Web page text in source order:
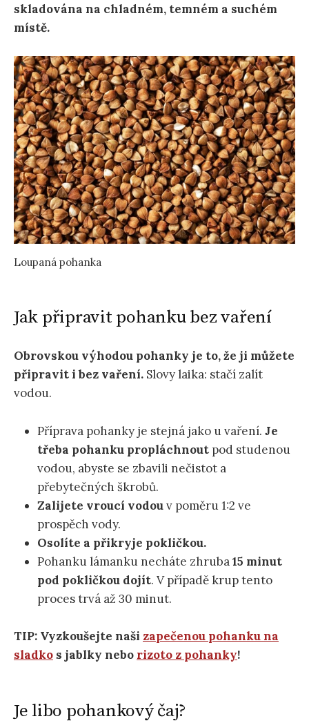
skladována na chladném, temném a suchém
místě.
Loupaná pohanka
Jak připravit pohanku bez vaření
Obrovskou výhodou pohanky je to, že ji můžete
připravit i bez vaření. Slovy laika: stačí zalít
vodou.
Příprava pohanky je stejná jako u vaření. Je
třeba pohanku propláchnout pod studenou
vodou, abyste se zbavili nečistot a
přebytečných škrobů.
Zalijete vroucí vodouv poměru 1:2 ve
prospěch vody.
Osolíte a přikryje pokličkou.
Pohanku lámanku necháte zhruba15 minut
pod pokličkou dojít. V případě krup tento
proces trvá až 30 minut.
TIP: Vyzkoušejte naši zapečenou pohanku na
sladko s jablky nebo rizoto z pohanky!
Je libo pohankový čaj?